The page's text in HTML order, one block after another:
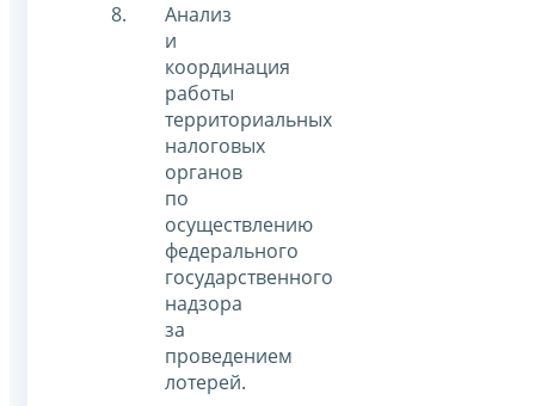
Анализ
и
координация
работы
территориальных
налоговых
органов
по
осуществлению
федерального
государственного
надзора
за
проведением
лотерей.